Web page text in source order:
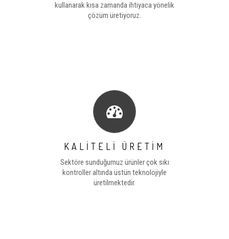
kullanarak kısa zamanda ihtiyaca yönelik
çözüm üretiyoruz.
KALİTELİ ÜRETİM
Sektöre sunduğumuz ürünler çok sıkı
kontroller altında üstün teknolojiyle
üretilmektedir.